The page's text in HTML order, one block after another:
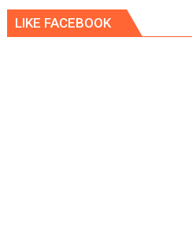
LIKE FACEBOOK